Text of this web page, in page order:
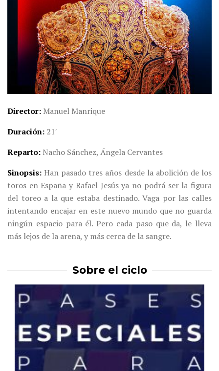
Director Manuel Manrique
Duración 21′
Reparto Nacho Sánchez, Ángela Cervantes
Sinopsis Han pasado tres años desde la abolición de los
toros en España y Rafael Jesús ya no podrá ser la figura
del toreo a la que estaba destinado. Vaga por las calles
intentando encajar en este nuevo mundo que no guarda
ningún espacio para él. Pero cada paso que da, le lleva
más lejos de la arena, y más cerca de la sangre.
Sobre el ciclo